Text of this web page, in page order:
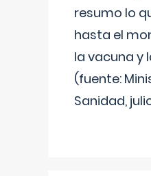
resumo lo
hasta el
la vacuna y
(fuente:
Sanidad,